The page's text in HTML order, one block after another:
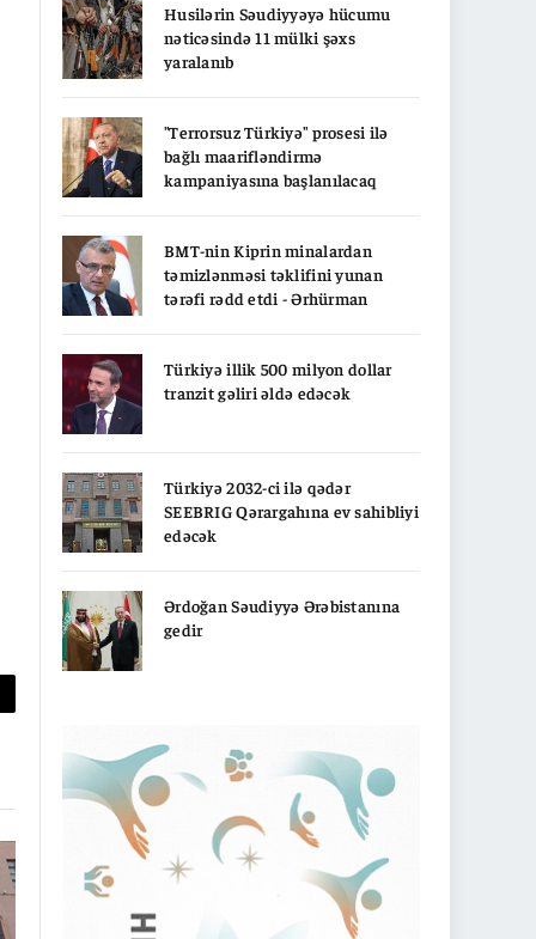
Husilərin Səudiyyəyə hücumu
nəticəsində 11 mülki şəxs
yaralanıb
"Terrorsuz Türkiyə" prosesi ilə
bağlı maarifləndirmə
kampaniyasına başlanılacaq
BMT-nin Kiprin minalardan
təmizlənməsi təklifini yunan
tərəfi rədd etdi - Ərhürman
Türkiyə illik 500 milyon dollar
tranzit gəliri əldə edəcək
Türkiyə 2032-ci ilə qədər
SEEBRIG Qərargahına ev sahibliyi
edəcək
Ərdoğan Səudiyyə Ərəbistanına
gedir